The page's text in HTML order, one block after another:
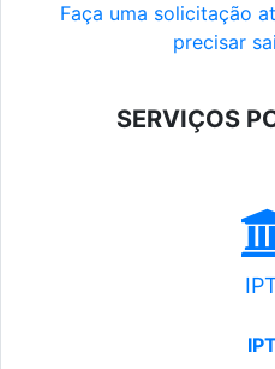
Faça uma solicitação
precisar
SERVIÇOS